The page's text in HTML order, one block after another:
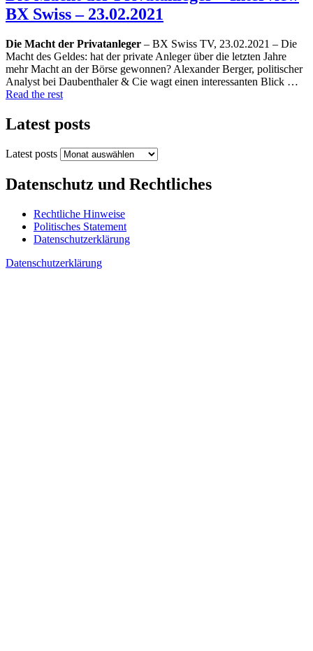
BX Swiss – 23.02.2021
Die Macht der Privatanleger – BX Swiss TV, 23.02.2021 – Die
Macht des Geldes: hat der private Anleger über die letzten Jahre
mehr Macht an der Börse gewonnen? Alexander Berger, politischer
Analyst bei Daubenthaler & Cie wagt einen interessanten Blick …
Read the rest
Latest posts
Latest posts
Datenschutz und Rechtliches
Rechtliche Hinweise
Politisches Statement
Datenschutzerklärung
Datenschutzerklärung